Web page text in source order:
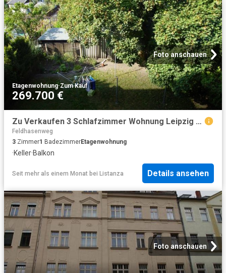
Foto anschauen
Etagenwohnung·Zum Kauf
269.700 €
Zu Verkaufen 3 Schlafzimmer Wohnung Leipzig Deutschland DS94600988
Feldhasenweg
3 Zimmer1 BadezimmerEtagenwohnung
·Keller·Balkon
Seit mehr als einem Monat bei Listanza Details ansehen
Foto anschauen